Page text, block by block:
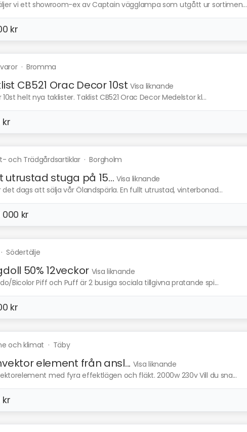
vi ett showroom-ex av Captain vägglampa som utgått ur sortimen...
kr
· Bromma
CB521 Orac Decor 10st Visa liknande
10st helt nya taklister. Taklist CB521 Orac Decor Medelstor kl...
kr
och Trädgårdsartiklar·Borgholm
utrustad stuga på 15... Visa liknande
det dags att sälja vår Ölandspärla. En fullt utrustad, vinterbonad...
kr
·Södertälje
50% 12veckor Visa liknande
Bicolor Piff och Puff är 2 busiga sociala tillgivna pratande spi...
kr
och klimat · Täby
element från ansl... Visa liknande
med fyra effektlägen och fläkt. 2000w 230v Vill du sna...
kr